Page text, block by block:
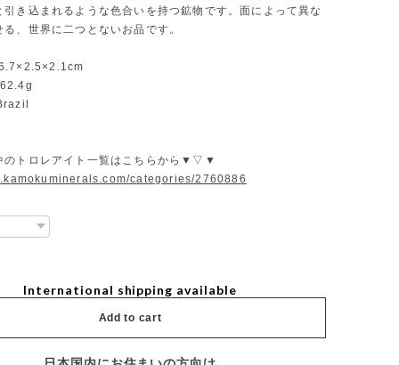
引き込まれるような色合いを持つ鉱物です。面によって異な
、世界に二つとないお品です。
トロレアイト一覧はこちらから▼▽▼
categories/2760886
International shipping available
Add to cart